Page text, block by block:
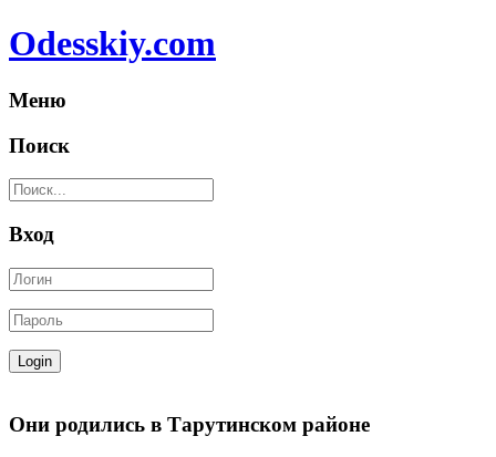
Odesskiy.com
Меню
Поиск
Вход
Они родились в Тарутинском районе